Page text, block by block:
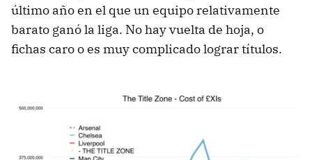
último año en el que un equipo relativamente
barato ganó la liga. No hay vuelta de hoja, o
fichas caro o es muy complicado lograr títulos.